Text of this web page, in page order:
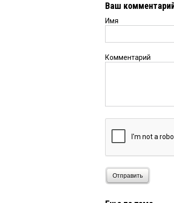
Ваш
Имя
Комментарий
Отправить